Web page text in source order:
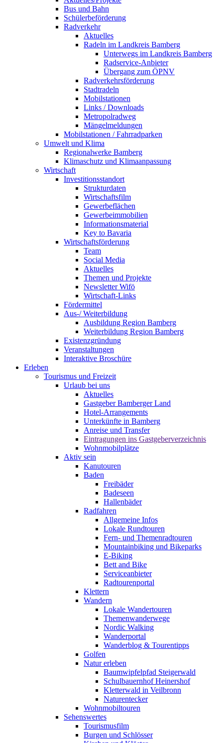
Bus und Bahn
Schülerbeförderung
Radverkehr
Aktuelles
Radeln im Landkreis Bamberg
Unterwegs im Landkreis Bamberg
Radservice-Anbieter
Übergang zum ÖPNV
Radverkehrsförderung
Stadtradeln
Mobilstationen
Links / Downloads
Metropolradweg
Mängelmeldungen
Mobilstationen / Fahrradparken
Umwelt und Klima
Regionalwerke Bamberg
Klimaschutz und Klimaanpassung
Wirtschaft
Investitionsstandort
Strukturdaten
Wirtschaftsfilm
Gewerbeflächen
Gewerbeimmobilien
Informationsmaterial
Key to Bavaria
Wirtschaftsförderung
Team
Social Media
Aktuelles
Themen und Projekte
Newsletter Wifö
Wirtschaft-Links
Fördermittel
Aus-/ Weiterbildung
Ausbildung Region Bamberg
Weiterbildung Region Bamberg
Existenzgründung
Veranstaltungen
Interaktive Broschüre
Erleben
Tourismus und Freizeit
Urlaub bei uns
Aktuelles
Gastgeber Bamberger Land
Hotel-Arrangements
Unterkünfte in Bamberg
Anreise und Transfer
Eintragungen ins Gastgeberverzeichnis
Wohnmobilplätze
Aktiv sein
Kanutouren
Baden
Freibäder
Badeseen
Hallenbäder
Radfahren
Allgemeine Infos
Lokale Rundtouren
Fern- und Themenradtouren
Mountainbiking und Bikeparks
E-Biking
Bett and Bike
Serviceanbieter
Radtourenportal
Klettern
Wandern
Lokale Wandertouren
Themenwanderwege
Nordic Walking
Wanderportal
Wanderblog & Tourentipps
Golfen
Natur erleben
Baumwipfelpfad Steigerwald
Schulbauernhof Heinershof
Kletterwald in Veilbronn
Naturentecker
Wohnmobiltouren
Sehenswertes
Tourismusfilm
Burgen und Schlösser